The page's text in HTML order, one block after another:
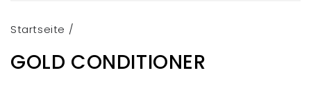
Startseite /
GOLD CONDITIONER